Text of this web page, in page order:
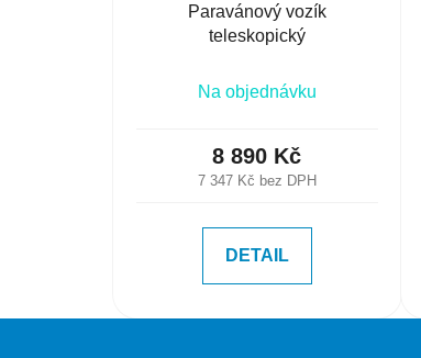
Paravánový vozík
teleskopický
Na objednávku
7 347 Kč bez DPH
8 890 Kč
DETAIL